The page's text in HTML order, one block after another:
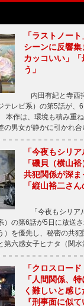
「ラストノー
シーンに反響
カッコいい」
う」
内田有紀と寺西
テレビ系）の第5話が、
作は、環境も積み重
の男女が静かに引かれ
「今夜もシリ
「磯貝（横山
共犯関係が深ま
「縦山裕二さ
「今夜もシリア
）の第6話が5日に放送
）を優先し、秘密の共
第六感女子ヒナタ（関
「クロスロー
「人間関係、
く難しいと感
『刑事面に似